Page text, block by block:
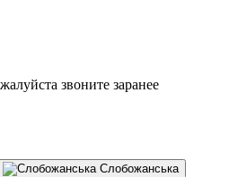
звоните заранее
Слобожанська